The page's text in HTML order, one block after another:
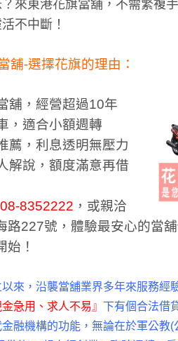
來東港花旗當舖，不需繁複
不中斷！
舖-選擇花旗的理由：
舖，經營超過10年
，適合小額週轉
薦，利息透明無壓力
解說，額度滿意再借
08-8352222 ， 或親洽
路227號，體驗最安心的當
始！
以來，沿襲當舖業界多年來服務經
金急用、求人不易』 下有個合法借
融機構的功能，無論在於軍公教